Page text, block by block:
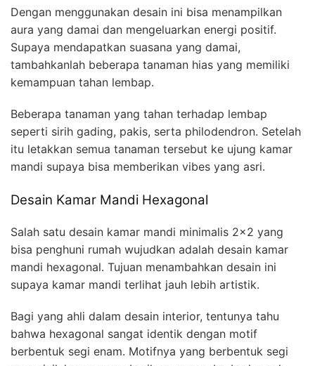
Dengan menggunakan desain ini bisa menampilkan
aura yang damai dan mengeluarkan energi positif.
Supaya mendapatkan suasana yang damai,
tambahkanlah beberapa tanaman hias yang memiliki
kemampuan tahan lembap.
Beberapa tanaman yang tahan terhadap lembap
seperti sirih gading, pakis, serta philodendron. Setelah
itu letakkan semua tanaman tersebut ke ujung kamar
mandi supaya bisa memberikan vibes yang asri.
Desain Kamar Mandi Hexagonal
Salah satu desain kamar mandi minimalis 2×2 yang
bisa penghuni rumah wujudkan adalah desain kamar
mandi hexagonal. Tujuan menambahkan desain ini
supaya kamar mandi terlihat jauh lebih artistik.
Bagi yang ahli dalam desain interior, tentunya tahu
bahwa hexagonal sangat identik dengan motif
berbentuk segi enam. Motifnya yang berbentuk segi